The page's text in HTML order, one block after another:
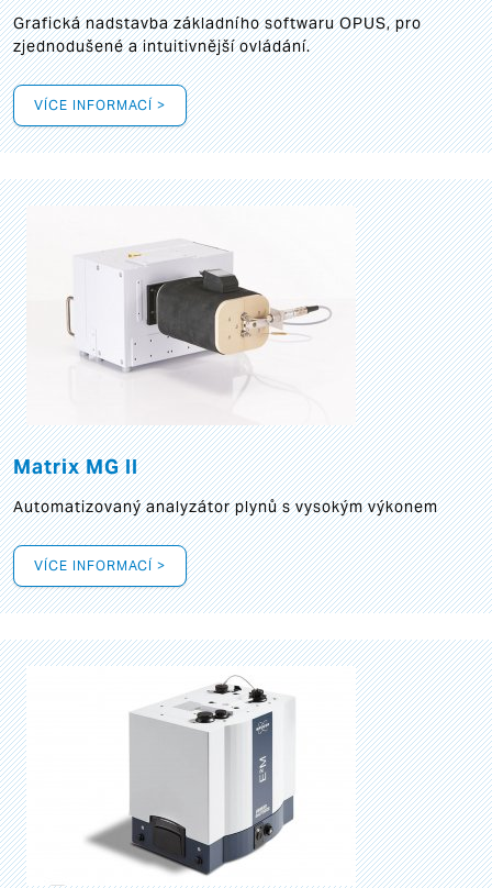
Grafickánadstavba základního softwaru OPUS, pro
zjednodušené a intuitivnější ovládání.
VÍCE INFORMACÍ >
Matrix MG II
Automatizovaný analyzátor plynů s vysokým výkonem
VÍCE INFORMACÍ >